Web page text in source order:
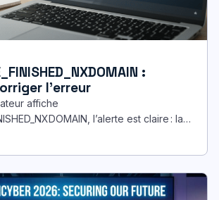
:
l’erreur
affiche
l’alerte est claire : la
entre un nom de domaine et son